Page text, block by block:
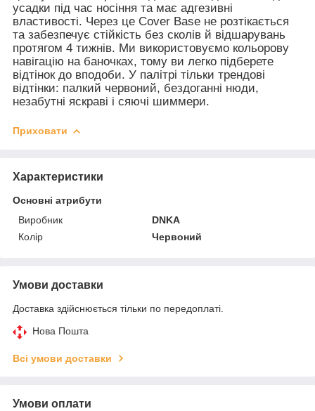
усадки під час носіння та має адгезивні
властивості. Через це Cover Base не розтікається
та забезпечує стійкість без сколів й відшарувань
протягом 4 тижнів. Ми використовуємо кольорову
навігацію на баночках, тому ви легко підберете
відтінок до вподоби. У палітрі тільки трендові
відтінки: палкий червоний, бездоганні нюди,
незабутні яскраві і сяючі шиммери.
Приховати
Характеристики
Основні атрибути
Виробник
DNKA
Колір
Червоний
Умови доставки
Доставка здійснюється тільки по передоплаті.
Нова Пошта
Всі умови доставки
Умови оплати